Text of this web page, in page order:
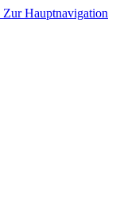
Zur Hauptnavigation